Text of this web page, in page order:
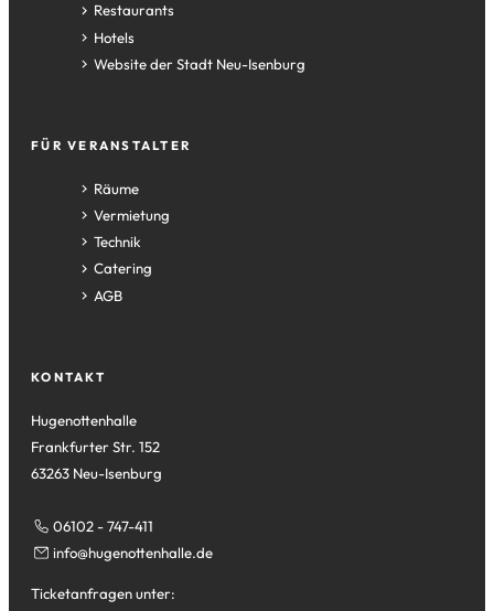
Restaurants
Hotels
Website der Stadt Neu-Isenburg
(Öffnet
neuen
FÜR VERANSTALTER
Räume
Vermietung
Technik
Catering
AGB
KONTAKT
Hugenottenhalle
Frankfurter Str. 152
63263 Neu-Isenburg
06102 - 747-411
info
hugenottenhalle de
Ticketanfragen unter: